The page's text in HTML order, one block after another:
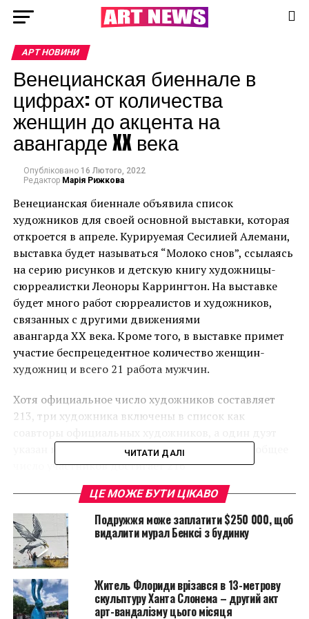
АРТ НОВИНИ
Венецианская биеннале в
цифрах: от количества
женщин до акцента на
авангарде XX века
Опубліковано 16 Лютого, 2022
Редактор Марія Рижкова
Венецианская биеннале объявила список
художников для своей основной выставки, которая
откроется в апреле. Курируемая Сесилией Алемани,
выставка будет называться “Молоко снов”, ссылаясь
на серию рисунков и детскую книгу художницы-
сюрреалистки Леоноры Каррингтон. На выставке
будет много работ сюрреалистов и художников,
связанных с другими движениями
авангарда XX века. Кроме того, в выставке примет
участие беспрецедентное количество женщин-
художниц и всего 21 работа мужчин.
Хотя официальное число художников составляет
213, три художника включены в список как
указан как один художник, в результате чего общее
число участников достигает 216
человек. Мы включили этих четырех
дополнительных художников в свои подсчеты.
ЧИТАТИ ДАЛІ
ЦЕ МОЖЕ БУТИ ЦІКАВО
Подружжя може заплатити $250 000, щоб
видалити мурал Бенксі з будинку
Житель Флориди врізався в 13-метрову
скульптуру Ханта Слонема – другий акт
арт-вандалізму цього місяця